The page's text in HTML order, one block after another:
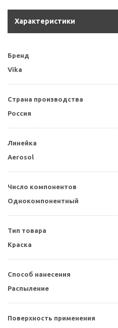
Характеристики
Бренд
Vika
Страна производства
Россия
Линейка
Aerosol
Число компонентов
Однокомпонентный
Тип товара
Краска
Способ нанесения
Распыление
Поверхность применения